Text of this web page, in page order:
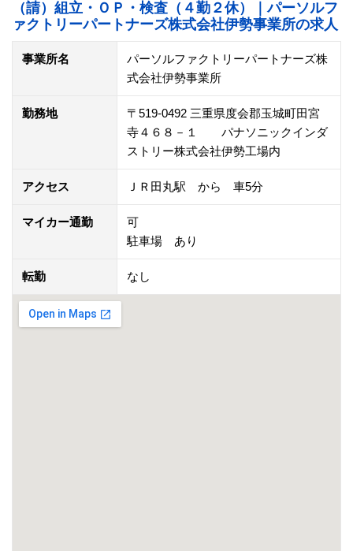
（請）組立・ＯＰ・検査（４勤２休）｜パーソルフ
ァクトリーパートナーズ株式会社伊勢事業所の求人
事業所名
パーソルファクトリーパートナーズ株
式会社伊勢事業所
勤務地
〒519-0492 三重県度会郡玉城町田宮
寺４６８－１ パナソニックインダ
ストリー株式会社伊勢工場内
アクセス ＪＲ田丸駅 から 車5分
マイカー通勤
可
駐車場 あり
転勤 なし